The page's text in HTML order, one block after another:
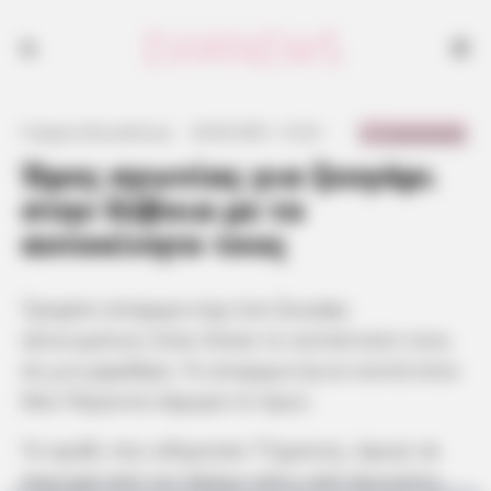
Ώρες αγωνίας για ζευγάρι
στην Εύβοια με το
αυτοκίνητο τους
περιοχή από τον δρόμο κάτω από άγνωστες